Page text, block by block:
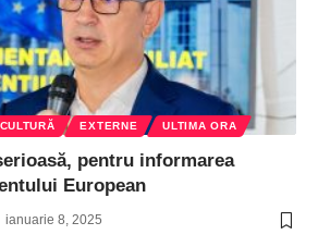
EXTERNE ULTIMA ORA
pentru informarea
European
ianuarie 8, 2025